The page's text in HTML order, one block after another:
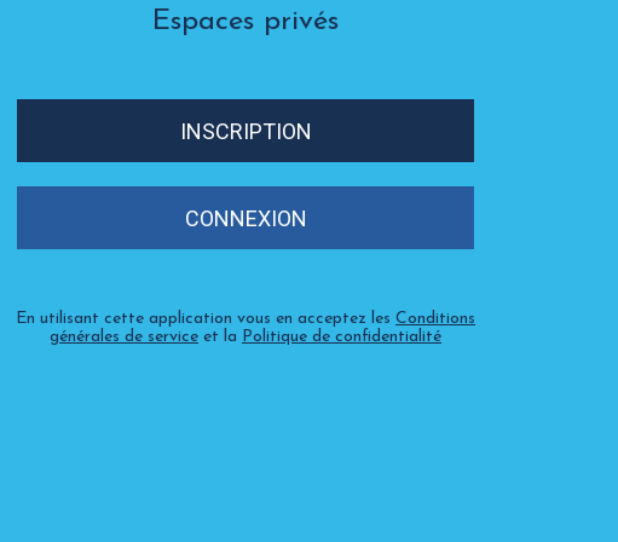
Espaces privés
INSCRIPTION
CONNEXION
En utilisant cette application vous en acceptez les Conditions
générales de service et la Politique de confidentialité